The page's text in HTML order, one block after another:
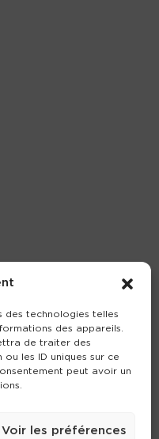
des technologies telles
des appareils.
de traiter des
les ID uniques sur ce
peut avoir un
Voir les préférences